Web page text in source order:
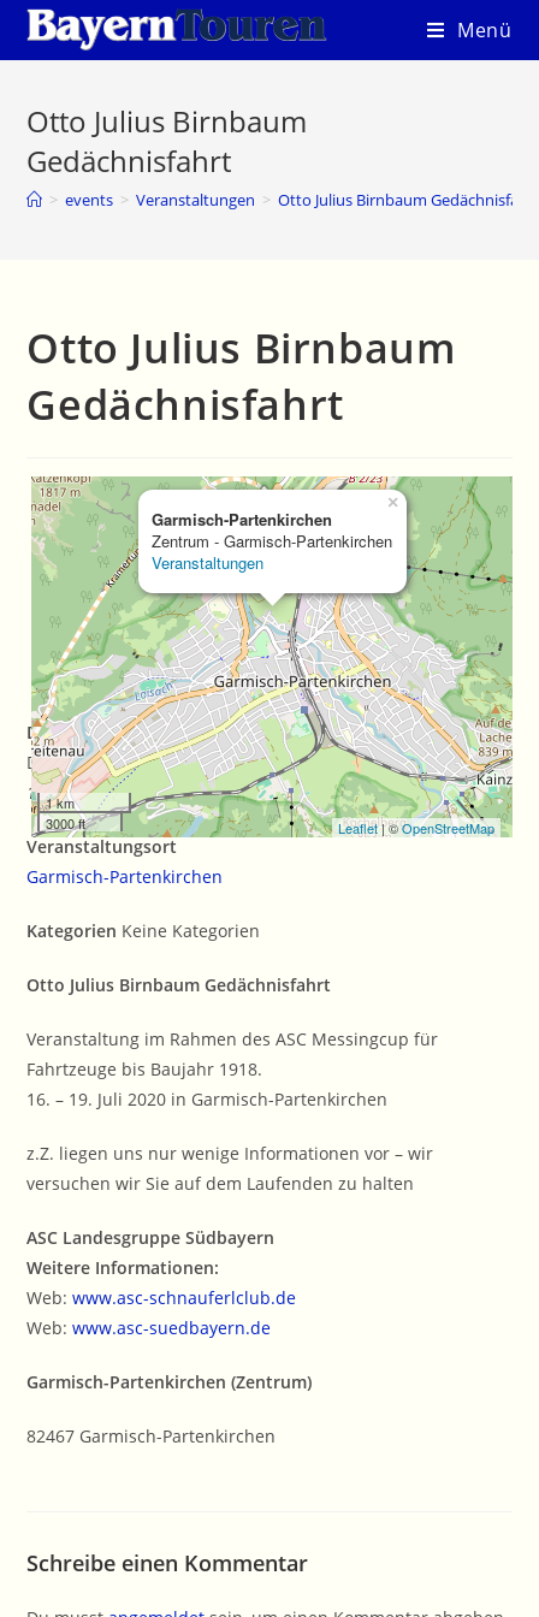
Zum
Inhalt
Menü
Otto Julius Birnbaum
Gedächnisfahrt
> events > Veranstaltungen > Otto Julius Birnbaum
Otto Julius Birnbaum
Gedächnisfahrt
Garmisch-Partenkirchen
Zentrum - Garmisch-Partenkirchen
Veranstaltungen
×
1 km
3000 ft
Leaflet| ©OpenStreetMap
Datum/Zeit
Date(s) - 16/07/2020 - 19/07/2020
12:00 a.m.
Veranstaltungsort
Garmisch-Partenkirchen
Kategorien Keine Kategorien
Otto Julius Birnbaum Gedächnisfahrt
Veranstaltung im Rahmen des ASC Messingcup für
Fahrtzeuge bis Baujahr 1918.
16. – 19. Juli 2020 in Garmisch-Partenkirchen
z.Z. liegen uns nur wenige Informationen vor – wir
versuchen wir Sie auf dem Laufenden zu halten
ASC Landesgruppe Südbayern
Weitere Informationen:
Web:www.asc-schnauferlclub.de
Web:www.asc-suedbayern.de
Garmisch-Partenkirchen (Zentrum)
82467 Garmisch-Partenkirchen
Schreibe einen Kommentar